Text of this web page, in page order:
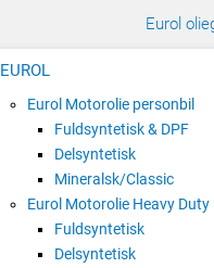
Eurol
EUROL
Eurol Motorolie personbil
Fuldsyntetisk & DPF
Delsyntetisk
Mineralsk/Classic
Eurol Motorolie Heavy Duty
Fuldsyntetisk
Delsyntetisk